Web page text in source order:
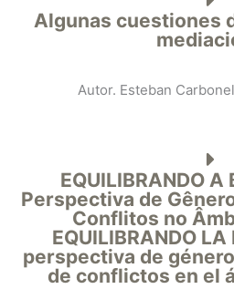
Algunas cuestiones
Autor. Esteban
EQUILIBRANDO
Perspectiva de
Conflitos no
EQUILIBRANDO
perspectiva de
de conflictos en el